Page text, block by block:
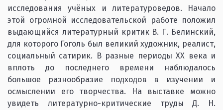
исследования учёных и литературоведов. Начало
этой огромной исследовательской работе положил
выдающийся литературный критик В. Г. Белинский,
для которого Гоголь был великий художник, реалист,
социальный сатирик. В разные периоды ХХ века и
вплоть до последнего времени наблюдалось
большое разнообразие подходов в изучении и
осмыслении его творчества. На выставке можно
увидеть литературно-критические труды Д. Н.